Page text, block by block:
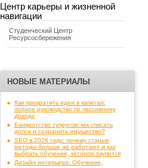
Центр карьеры и жизненной
навигации
Студенческий Центр
Ресурсосбережения
НОВЫЕ МАТЕРИАЛЫ
Как превратить идеи в капитал:
полное руководство по пассивному
доходу
Банкротство супругов: как списать
долги и сохранить имущество?
SEO в 2026 году: почему старые
методы больше не работают и как
выбрать обучение, которое окупится
Дизайн интерьера: Обучение,